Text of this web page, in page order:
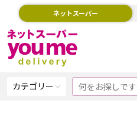
ネットスーパー
カテゴリー